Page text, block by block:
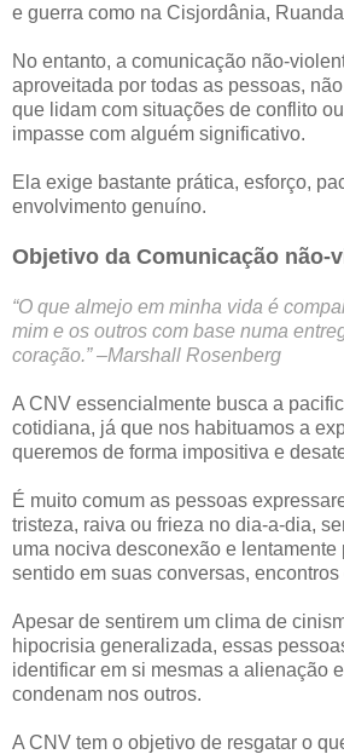
e guerra como na Cisjordânia,
No entanto, a comunicação não-
aproveitada por todas as pessoas,
que lidam com situações de conflito
impasse com alguém significativo.
Ela exige bastante prática, esforço,
envolvimento genuíno.
Objetivo da Comunicação não-
“O que almejo em minha vida é
mim e os outros com base numa
coração.” –Marshall Rosenberg
A CNV essencialmente busca a
cotidiana, já que nos habituamos a
queremos de forma impositiva e
É muito comum as pessoas
tristeza, raiva ou frieza no dia-a-dia,
uma nociva desconexão e lentamente
sentido em suas conversas,
Apesar de sentirem um clima de
hipocrisia generalizada, essas
identificar em si mesmas a alienação
condenam nos outros.
A CNV tem o objetivo de resgatar o